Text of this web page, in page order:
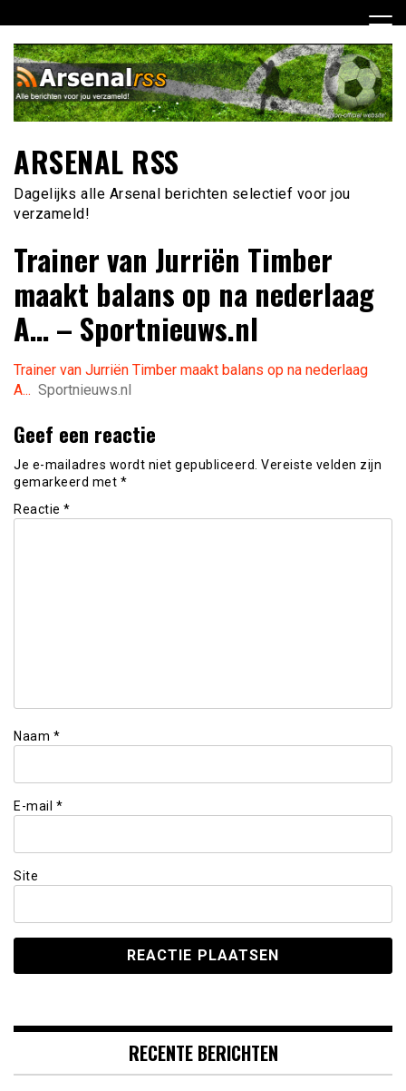
naar
inhoud
ARSENAL RSS
Dagelijks alle Arsenal berichten selectief voor jou
verzameld!
Trainer van Jurriën Timber
maakt balans op na nederlaag
A… – Sportnieuws.nl
Trainer van Jurriën Timber maakt balans op na nederlaag
A... Sportnieuws.nl
Geef een reactie
Je e-mailadres wordt niet gepubliceerd. Vereiste velden zijn
gemarkeerd met *
Reactie *
Naam *
E-mail *
Site
RECENTE BERICHTEN